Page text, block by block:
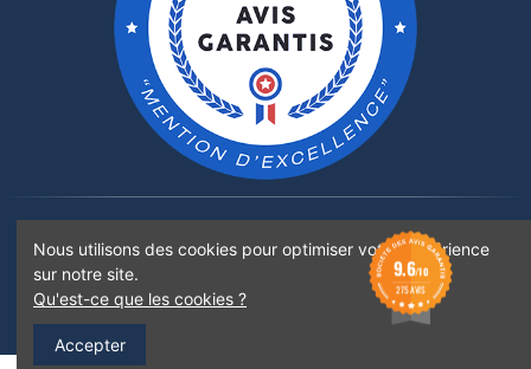
Rejoignez-nous sur :
©2022 Boticinal Pharmacie Santoni - Tous droits réservés - Images non libres de droits
Nous utilisons des cookies pour optimiser votre expérience
sur notre site.
Qu'est-ce que les cookies ?
Accepter
9.6/10
275 AVIS